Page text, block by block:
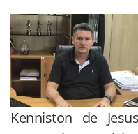
Kenniston de